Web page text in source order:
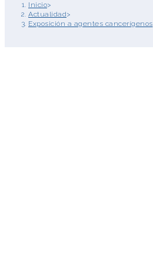
Inicio>
Actualidad>
Exposición a agentes cancerígenos